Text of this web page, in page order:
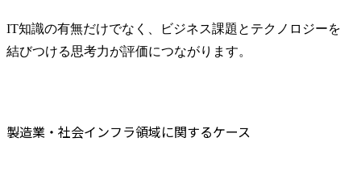
IT知識の有無だけでなく、ビジネス課題とテクノロジーを
結びつける思考力が評価につながります。
製造業・社会インフラ領域に関するケース